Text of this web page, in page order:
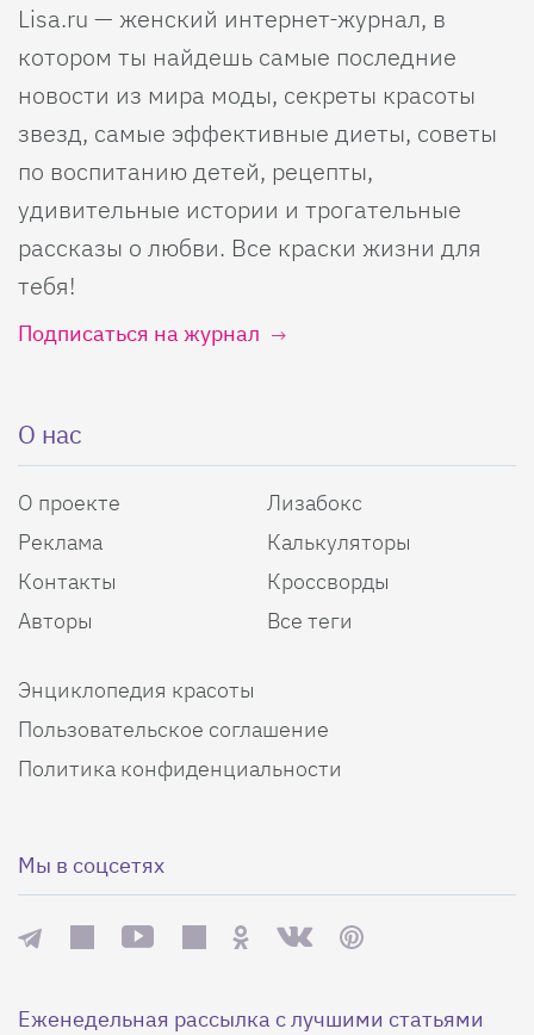
Lisa.ru — женский интернет-журнал, в
котором ты найдешь самые последние
новости из мира моды, секреты красоты
звезд, самые эффективные диеты, советы
по воспитанию детей, рецепты,
удивительные истории и трогательные
рассказы о любви. Все краски жизни для
тебя!
Подписаться на журнал
О нас
О проекте
Реклама
Контакты
Авторы
Лизабокс
Калькуляторы
Кроссворды
Все теги
Энциклопедия красоты
Пользовательское соглашение
Политика конфиденциальности
Мы в соцсетях
Еженедельная рассылка с лучшими статьями